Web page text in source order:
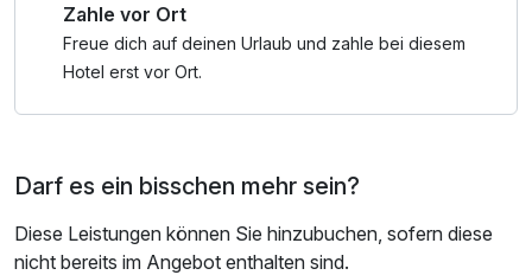
• Elektroboot fahren am Faaker See
• und vieles mehr
Zahle vor Ort
Freue dich auf deinen Urlaub und zahle bei diesem
Hotel erst vor Ort.
Darf es ein bisschen mehr sein?
Diese Leistungen können Sie hinzubuchen, sofern diese
nicht bereits im Angebot enthalten sind.